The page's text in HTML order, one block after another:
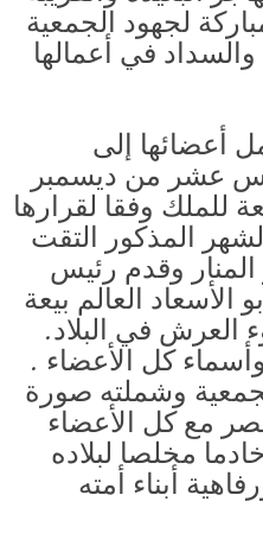
لجهود الجمعية
في أعمالها
أعضائها إلى
عشر من ديسمبر
للملك وفقا لقرارها
المذكور التقت
وقدم رئيس
العالم بيعة
العرش في البلاد.
كل الأعضاء .
وشملته صورة
مع كل الأعضاء
مخلصا لبلاده
أبناء أمته